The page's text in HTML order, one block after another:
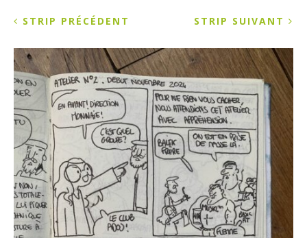
STRIP SUIVANT
STRIP PRÉCÉDENT